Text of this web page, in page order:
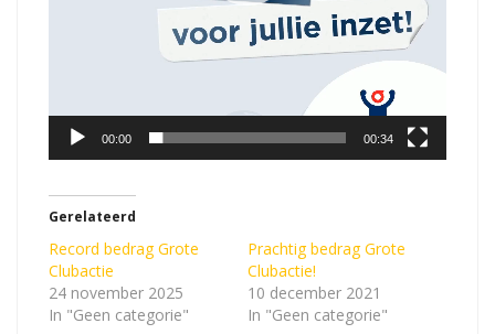
00:00 00:34
Gerelateerd
Record bedrag Grote
Clubactie
24 november 2025
In "Geen categorie"
Prachtig bedrag Grote
Clubactie!
10 december 2021
In "Geen categorie"